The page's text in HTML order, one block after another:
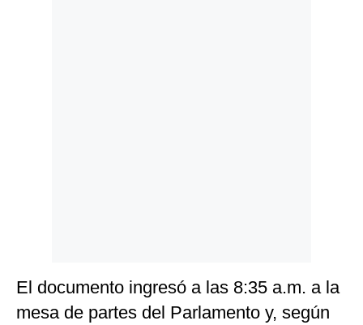
El documento ingresó a las 8:35 a.m. a la
mesa de partes del Parlamento y, según